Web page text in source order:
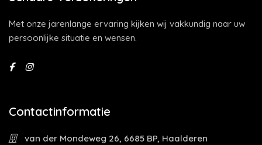
Met onze jarenlange ervaring kijken wij vakkundig naar uw
persoonlijke situatie en wensen.
Contactinformatie
van der Mondeweg 26, 6685 BP, Haalderen